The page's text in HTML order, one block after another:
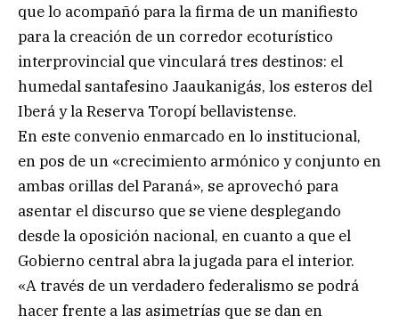
que lo acompañó para la firma de un manifiesto
para la creación de un corredor ecoturístico
interprovincial que vinculará tres destinos: el
humedal santafesino Jaaukanigás, los esteros del
Iberá y la Reserva Toropí bellavistense.
En este convenio enmarcado en lo institucional,
en pos de un «crecimiento armónico y conjunto en
ambas orillas del Paraná», se aprovechó para
asentar el discurso que se viene desplegando
desde la oposición nacional, en cuanto a que el
Gobierno central abra la jugada para el interior.
«A través de un verdadero federalismo se podrá
hacer frente a las asimetrías que se dan en